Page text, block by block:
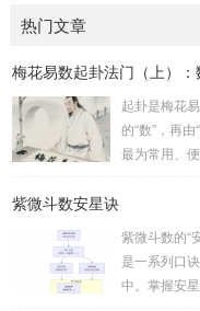
热门文章
梅花易数起卦法门（上）
起卦是梅花
的“数”，再
最为常用、
卦。如果数
分比后部分
位...
紫微斗数安星诀
紫微斗数的“
是一系列口
中。掌握安